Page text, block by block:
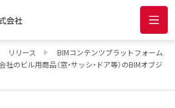
リリース
BIMコンテンツプラットフォーム
社のビル用商品（窓・サッシ・ドア等）のBIMオブジ